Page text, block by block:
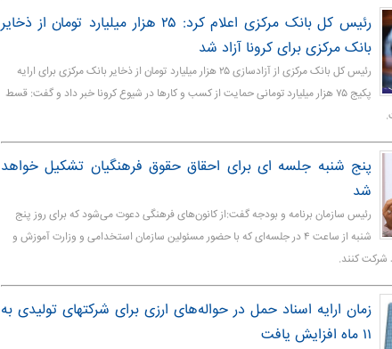
رئیس کل بانک مرکزی اعلام کرد: ۲۵ هزار میلیارد تومان از ذخایر
بانک مرکزی برای کرونا آزاد شد
رئیس کل بانک مرکزی از آزادسازی ۲۵ هزار میلیارد تومان از ذخایر بانک مرکزی برای ارایه
پکیج ۷۵ هزار میلیارد تومانی حمایت از کسب و کارها در شیوع کرونا خبر داد و گفت: قسط
پنج شنبه جلسه ای برای احقاق حقوق فرهنگیان تشکیل خواهد
شد
رئیس سازمان برنامه و بودجه گفت:از کانون‌های فرهنگی دعوت می‌شود که برای روز پنج
شنبه از ساعت ۴ در جلسه‌ای که با حضور مسئولین سازمان استخدامی و وزارت آموزش و
شرکت کنند.
زمان ارایه اسناد حمل در حواله‌های ارزی برای شرکتهای تولیدی به
۱۱ ماه افزایش یافت